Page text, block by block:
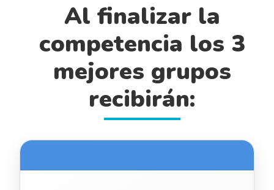
Al finalizar la
competencia los 3
mejores grupos
recibirán: